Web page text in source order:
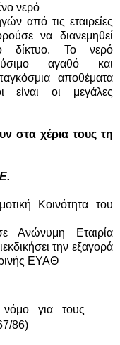
νερό
από τις εταιρείες
να διανεμηθεί
δίκτυο. Το νερό
αγαθό και
αποθέματα
είναι οι μεγάλες
στα χέρια τους τη
Κοινότητα του
Ανώνυμη Εταιρία
την εξαγορά
ΕΥΑΘ
για τους
86)